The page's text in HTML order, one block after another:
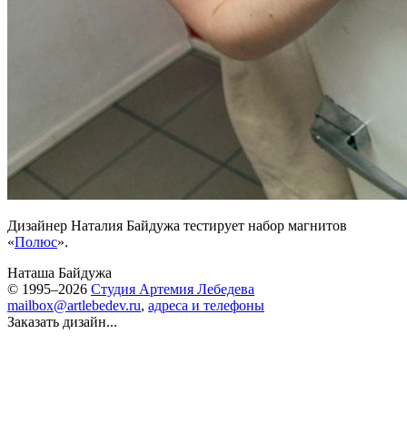
Дизайнер Наталия Байдужа тестирует набор магнитов
«Полюс».
Наташа Байдужа
© 1995–2026 Студия Артемия Лебедева
mailbox@artlebedev.ru, адреса и телефоны
Заказать дизайн...